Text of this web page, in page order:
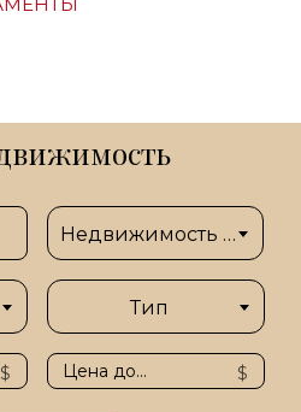
Недвижимость в
Тип
$ $